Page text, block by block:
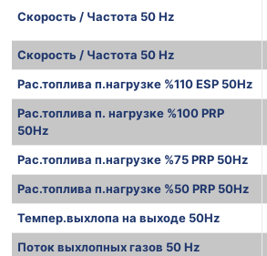
Скорость / Частота 50 Hz
Скорость / Частота 50 Hz
Рас.топлива п.нагрузке %110 ESP 50Hz
Рас.топлива п. нагрузке %100 PRP
50Hz
Рас.топлива п.нагрузке %75 PRP 50Hz
Рас.топлива п.нагрузке %50 PRP 50Hz
Темпер.выхлопа на выходе 50Hz
Поток выхлопных газов 50 Hz